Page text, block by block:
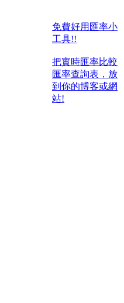
免費好用匯率小
工具!!
把實時匯率比較
匯率查詢表，放
到你的博客或網
站!